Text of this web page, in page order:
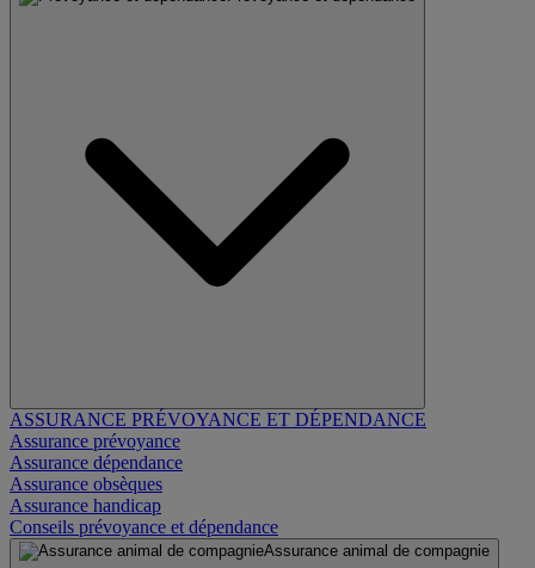
ASSURANCE PRÉVOYANCE ET DÉPENDANCE
Assurance prévoyance
Assurance dépendance
Assurance obsèques
Assurance handicap
Conseils prévoyance et dépendance
Assurance animal de compagnie